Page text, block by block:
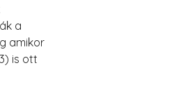
a
amikor
is ott